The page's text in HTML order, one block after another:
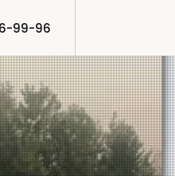
99-96